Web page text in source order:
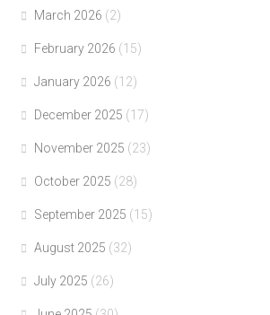
March 2026 (2)
February 2026 (15)
January 2026 (12)
December 2025 (17)
November 2025 (23)
October 2025 (28)
September 2025 (15)
August 2025 (32)
July 2025 (26)